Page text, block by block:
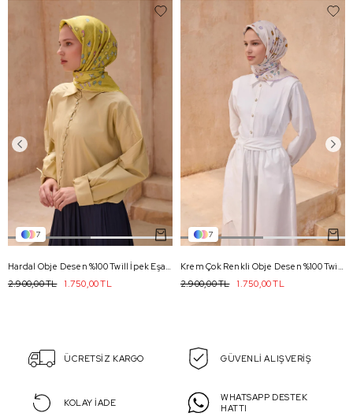
7
1.750,00 TL
2.900,00 TL
7
1.750,00 TL
2.900,00 TL
ÜCRETSİZ KARGO GÜVENLİ ALIŞVERİŞ
KOLAY İADE
WHATSAPP DESTEK
HATTI